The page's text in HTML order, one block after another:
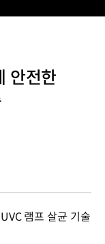
안전한
램프 살균 기술